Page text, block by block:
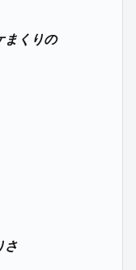
まくりの
さ